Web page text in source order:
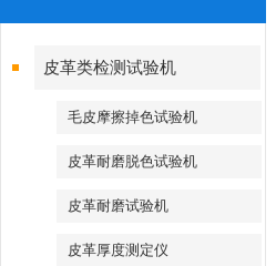
皮革类检测试验机
毛皮摩擦掉色试验机
皮革耐磨脱色试验机
皮革耐磨试验机
皮革厚度测定仪